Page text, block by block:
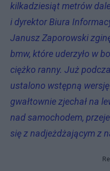
kilkadziesiąt metrów
i dyrektor Biura
Janusz Zaporowski
bmw, które uderzyło w
ciężko ranny. Już
ustalono wstępną
gwałtownie zjechał na
nad samochodem,
się z nadjeżdżającym z